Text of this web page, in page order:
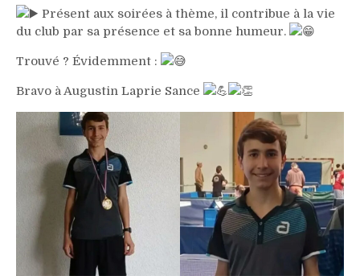
Présent aux soirées à thème, il contribue à la vie
du club par sa présence et sa bonne humeur.
Trouvé ? Évidemment :
Bravo à Augustin Laprie Sance